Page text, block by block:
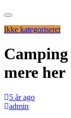
Ikke kategoriseret
mere her
5 år ago
admin